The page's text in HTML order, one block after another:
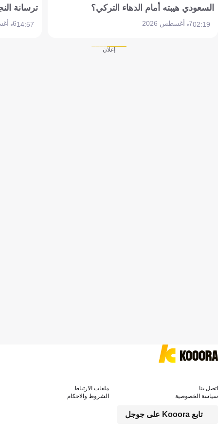
السعودي هيبته أمام الدهاء التركي؟
02:197 أغسطس 2026
ترسانة
14:576 أغسطس 2026
إعلان
تابع Kooora على جوجل
اتصل بنا
ملفات الارتباط
سياسة الخصوصية
الشروط والاحكام